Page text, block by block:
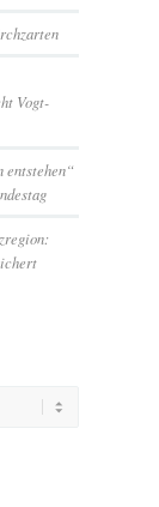
Vogt-
entstehen“